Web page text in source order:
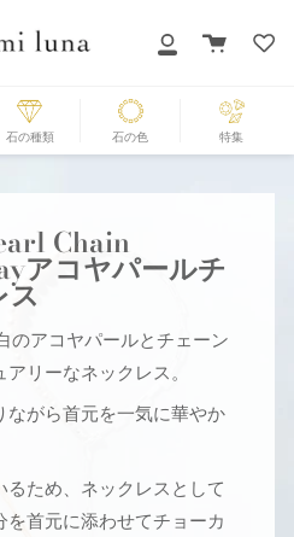
マ
ジ
カ
石の種類 石の色 特集
Chain
アコヤパールチ
ス
のアコヤパールとチェーン
リーなネックレス。
ながら首元を一気に華やか
ため、ネックレスとして
首元に添わせてチョーカ